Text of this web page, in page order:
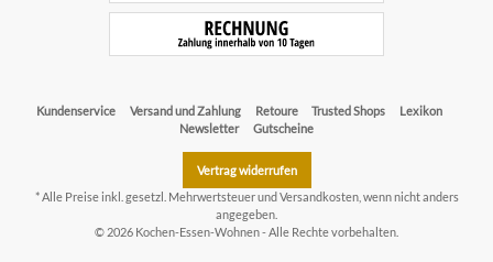
Kundenservice Versand und Zahlung Retoure Trusted Shops
Lexikon
Newsletter
Gutscheine
Vertrag widerrufen
* Alle Preise inkl. gesetzl. Mehrwertsteuer undVersandkosten, wenn nicht anders
angegeben.
© 2026 Kochen-Essen-Wohnen - Alle Rechte vorbehalten.